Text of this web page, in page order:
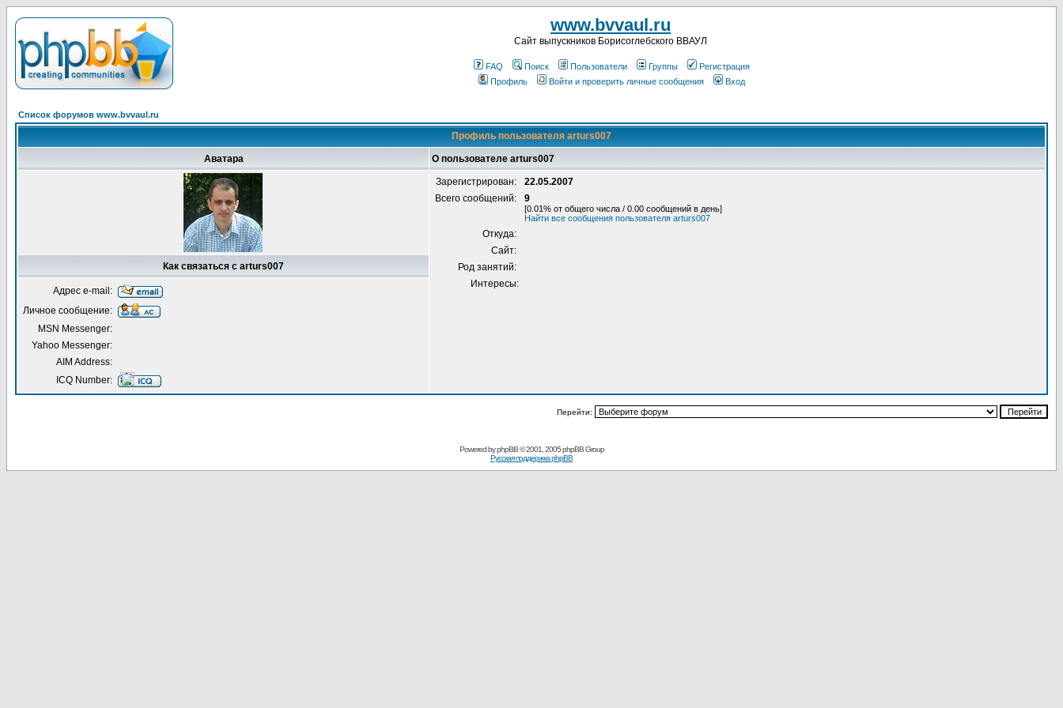
www.bvvaul.ru
Cайт выпускников Борисоглебского ВВАУЛ
FAQ Поиск Пользователи Группы
Регистрация
Профиль
Войти и проверить личные сообщения Вход
Список форумов www.bvvaul.ru
Профиль пользователя arturs007
Аватара О пользователе arturs007
Зарегистрирован:
22.05.2007
Всего сообщений:
9
[0.01% от общего числа / 0.00 сообщений в день]
Найти все сообщения пользователя arturs007
Откуда:
Сайт:
Род занятий:
Интересы:
Как связаться с arturs007
Адрес e-mail:
Личное сообщение:
MSN Messenger:
Yahoo Messenger:
AIM Address:
ICQ Number:
Перейти:
Powered byphpBB© 2001, 2005 phpBB Group
Русская поддержка phpBB